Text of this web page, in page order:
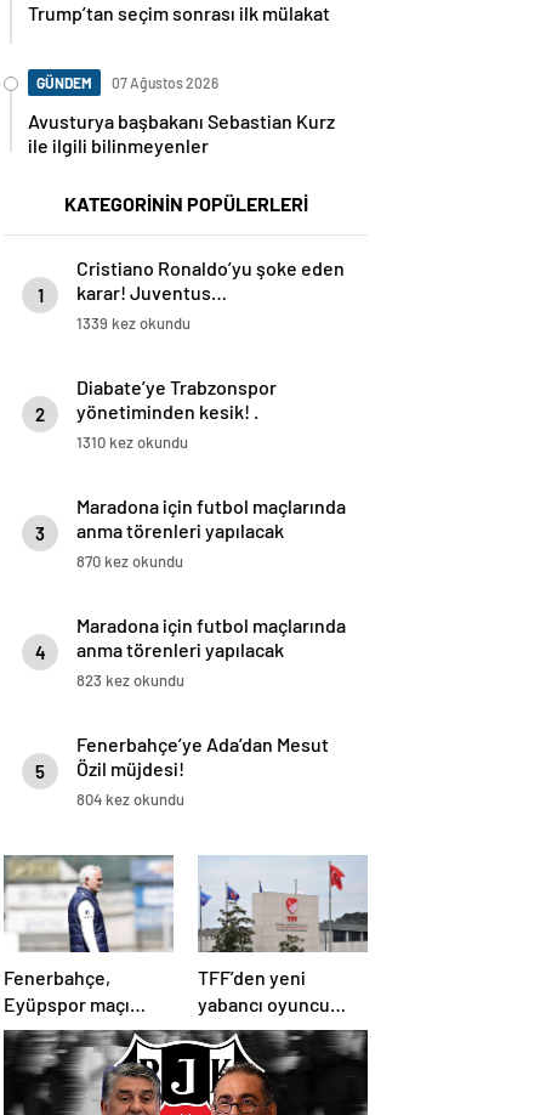
Trump’tan seçim sonrası ilk mülakat
GÜNDEM 07 Ağustos 2026
Avusturya başbakanı Sebastian Kurz
ile ilgili bilinmeyenler
KATEGORİNİN POPÜLERLERİ
1
Cristiano Ronaldo’yu şoke eden
karar! Juventus…
1339 kez okundu
2
Diabate’ye Trabzonspor
yönetiminden kesik! .
1310 kez okundu
3
Maradona için futbol maçlarında
anma törenleri yapılacak
870 kez okundu
4
Maradona için futbol maçlarında
anma törenleri yapılacak
823 kez okundu
5
Fenerbahçe’ye Ada’dan Mesut
Özil müjdesi!
804 kez okundu
Fenerbahçe,
Eyüpspor maçı
hazırlıklarına devam
etti
TFF’den yeni
yabancı oyuncu
kuralına revize!